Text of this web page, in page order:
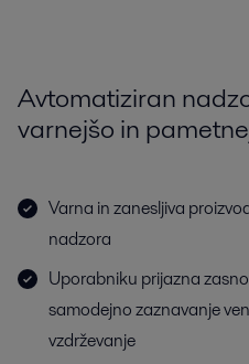
Avtomatiziran
varnejšo in
Varna in zanesljiva
nadzora
Uporabniku prijazna
samodejno zaznavanje
vzdrževanje